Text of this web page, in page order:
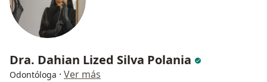
Dra. Dahian Lized Silva Polania
Odontóloga · Ver más